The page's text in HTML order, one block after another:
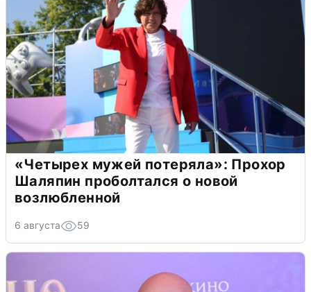
«Четырех мужей потеряла»: Прохор
Шаляпин проболтался о новой
возлюбленной
6 августа 59